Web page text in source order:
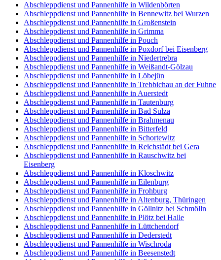
Abschleppdienst und Pannenhilfe in Wildenbörten
Abschleppdienst und Pannenhilfe in Bennewitz bei Wurzen
Abschleppdienst und Pannenhilfe in Großenstein
Abschleppdienst und Pannenhilfe in Grimma
Abschleppdienst und Pannenhilfe in Pouch
Abschleppdienst und Pannenhilfe in Poxdorf bei Eisenberg
Abschleppdienst und Pannenhilfe in Niedertrebra
Abschleppdienst und Pannenhilfe in Weißandt-Gölzau
Abschleppdienst und Pannenhilfe in Löbejün
Abschleppdienst und Pannenhilfe in Trebbichau an der Fuhne
Abschleppdienst und Pannenhilfe in Auerstedt
Abschleppdienst und Pannenhilfe in Tautenburg
Abschleppdienst und Pannenhilfe in Bad Sulza
Abschleppdienst und Pannenhilfe in Brahmenau
Abschleppdienst und Pannenhilfe in Bitterfeld
Abschleppdienst und Pannenhilfe in Schortewitz
Abschleppdienst und Pannenhilfe in Reichstädt bei Gera
Abschleppdienst und Pannenhilfe in Rauschwitz bei
Eisenberg
Abschleppdienst und Pannenhilfe in Kloschwitz
Abschleppdienst und Pannenhilfe in Eilenburg
Abschleppdienst und Pannenhilfe in Frohburg
Abschleppdienst und Pannenhilfe in Altenburg, Thüringen
Abschleppdienst und Pannenhilfe in Göllnitz bei Schmölln
Abschleppdienst und Pannenhilfe in Plötz bei Halle
Abschleppdienst und Pannenhilfe in Lüttchendorf
Abschleppdienst und Pannenhilfe in Dederstedt
Abschleppdienst und Pannenhilfe in Wischroda
Abschleppdienst und Pannenhilfe in Beesenstedt